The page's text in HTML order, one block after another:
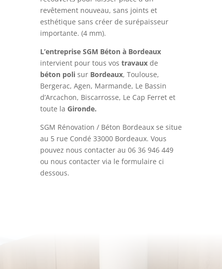
revêtement nouveau, sans joints et
esthétique sans créer de surépaisseur
importante. (4 mm).
L’entreprise SGM Béton à Bordeaux
intervient pour tous vos travauxde
béton polisur Bordeaux, Toulouse,
Bergerac, Agen, Marmande, Le Bassin
d’Arcachon, Biscarrosse, Le Cap Ferret et
toute la Gironde.
SGM Rénovation / Béton Bordeaux se situe
au 5 rue Condé 33000 Bordeaux. Vous
pouvez nous contacter au 06 36 946 449
ou nous contacter via le formulaire ci
dessous.